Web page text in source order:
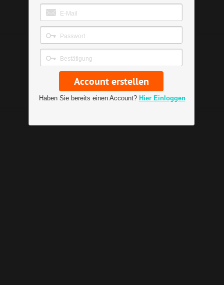
Haben Sie bereits einen Account? Hier Einloggen